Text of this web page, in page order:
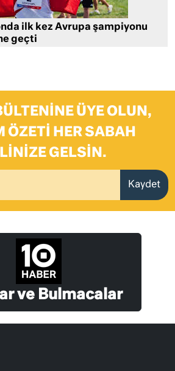
ilk kez Avrupa şampiyonu
geçti
ÜYE OLUN,
ÖZETI HER SABAH
GELSIN.
Kaydet
ve Bulmacalar